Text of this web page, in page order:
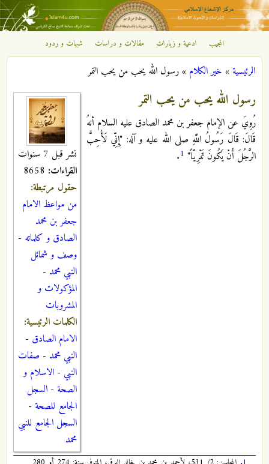
تجاوز إلى المحتوى الرئيسي
مركز
الإشعاع
الإسلامي
المجيب ادعية و زيارات مقالات و دراسات شبهات و ردود
أنت هنا
الرئيسية» خير الكلام »رسول الله يحب من يحب التمر
نشر قبل 7 سنوات
القراءات:
حقول مرتبطة:
من مواعظ الامام
جعفر بن محمد
الصادق و كلماته -
وصف و شمائل
النبي محمد -
المؤكولات و
المشروبات
الكلمات الرئيسية:
الامام الصادق -
النبي محمد - صفات
النبي - الاسلام و
الصحة - السجل
الجامع للصحة -
السجل الجامع للنبي
محمد
رسول الله يحب من يحب التمر
رُوِيَ عن الإمام جعفر بن محمد الصادق عليه السلام أنهُ
قَالَ: قَالَ رَسُولُ اللَّهِ صلى الله عليه و آله: "إِنِّي لَأُحِبُّ
الرَّجُلَ أَنْ يَكُونَ تَمْرِيّاً" 1
.